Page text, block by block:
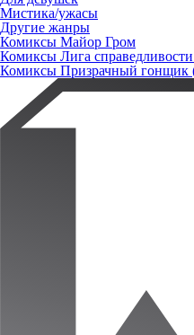
Мистика/ужасы
Другие жанры
Комиксы Майор Гром
Комиксы Лига справедливости
Комиксы Призрачный гонщик